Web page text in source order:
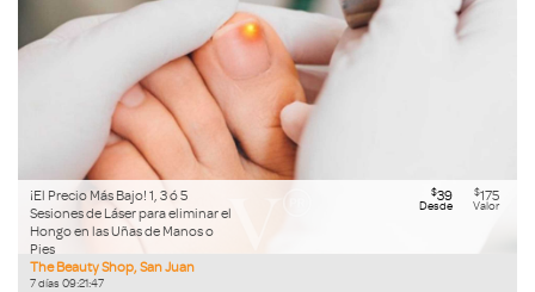
¡El Precio Más Bajo! 1, 3 ó 5
Sesiones de Láser para eliminar el
Hongo en las Uñas de Manos o
Pies
The Beauty Shop, San Juan
7días 09:21:46
$39
Desde
$175
Valor